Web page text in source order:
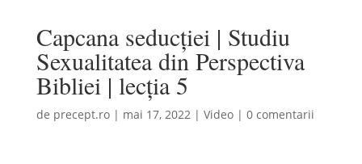
Capcana seducției | Studiu
Sexualitatea din Perspectiva
Bibliei | lecția 5
de precept.ro| mai 17, 2022| Video| 0 comentarii